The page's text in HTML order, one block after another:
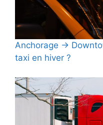
Anchorage →
taxi en hiver ?